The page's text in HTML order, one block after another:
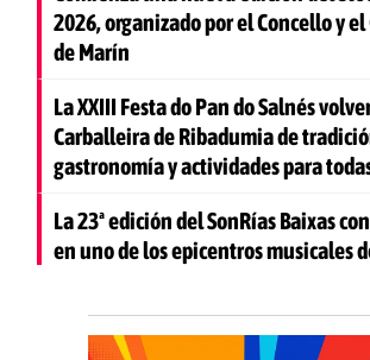
2026, organizado por el Concello y el
de Marín
La XXIII Festa do Pan do Salnés
Carballeira de Ribadumia de
gastronomía y actividades para
La 23ª edición del SonRías Baixas
en uno de los epicentros musicales